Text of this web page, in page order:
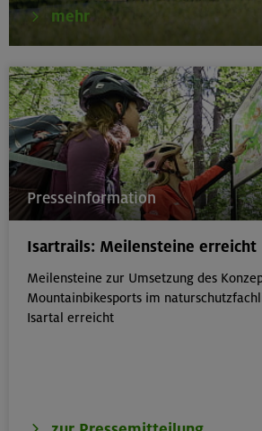
mehr
Presseinformation
Isartrails: Meilensteine erreicht
Meilensteine zur Umsetzung des
Mountainbikesports im
Isartal erreicht